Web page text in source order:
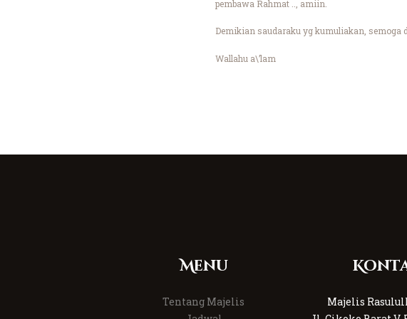
pembawa Rahmat .., amiin.
Demikian saudaraku yg kumuliakan, semoga
Wallahu a\’lam
Menu
Tentang Majelis
Majelis